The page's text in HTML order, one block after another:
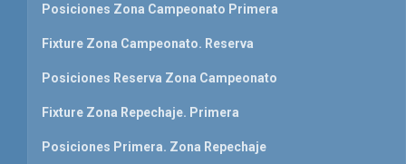
Posiciones Zona Campeonato Primera
Fixture Zona Campeonato. Reserva
Posiciones Reserva Zona Campeonato
Fixture Zona Repechaje. Primera
Posiciones Primera. Zona Repechaje